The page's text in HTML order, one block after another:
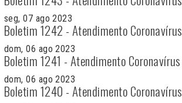
seg, 07 ago 2023
Boletim 1242 - Atendimento Coronavírus
dom, 06 ago 2023
Boletim 1241 - Atendimento Coronavírus
dom, 06 ago 2023
Boletim 1240 - Atendimento Coronavírus